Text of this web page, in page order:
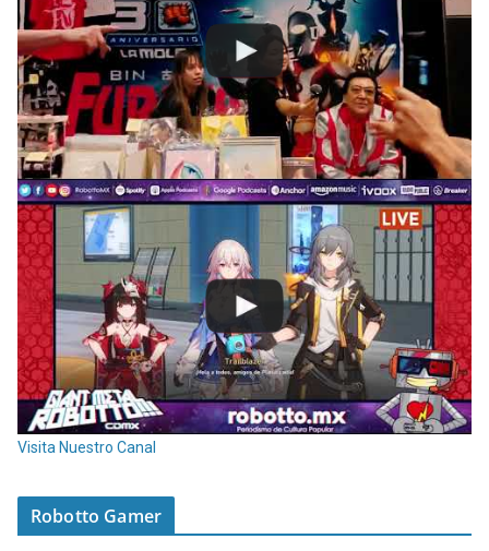
Visita Nuestro Canal
Robotto Gamer